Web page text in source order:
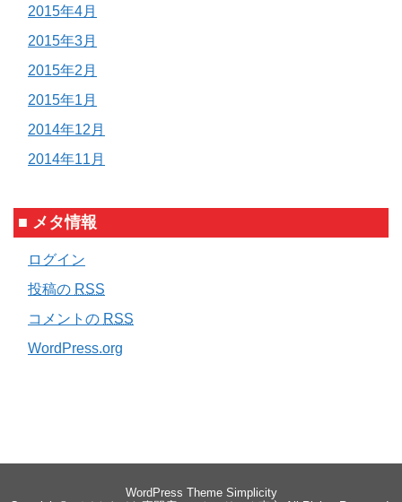
2015年4月
2015年3月
2015年2月
2015年1月
2014年12月
2014年11月
■ メタ情報
ログイン
投稿の RSS
コメントの RSS
WordPress.org
WordPress Theme Simplicity